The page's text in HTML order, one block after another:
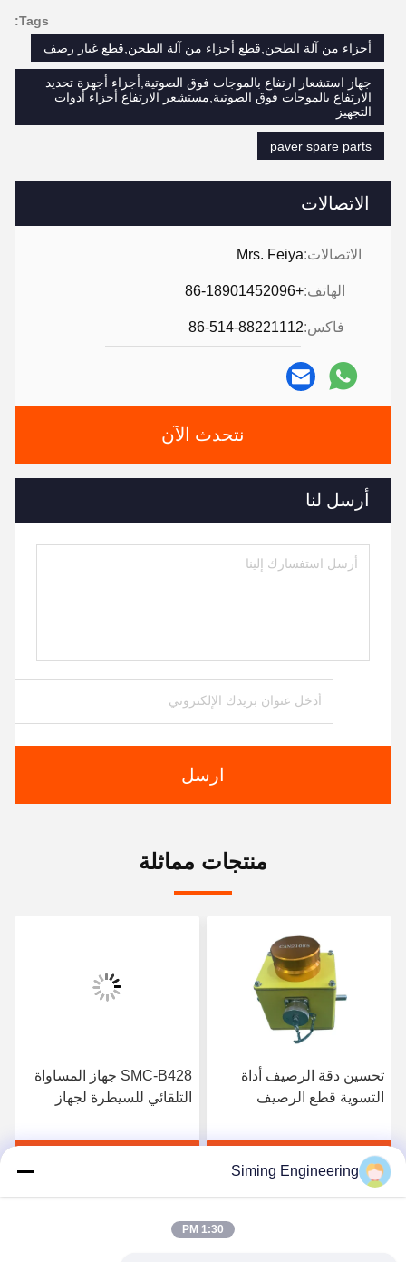
الاتصالات
الاتصالات:Mrs. Feiya
الهاتف:+86-18901452096
فاكس:86-514-88221112
نتحدث الآن
أرسل لنا
ارسل
Tags:
أجزاء من آلة الطحن,قطع أجزاء من آلة الطحن,قطع غيار رصف
جهاز استشعار ارتفاع بالموجات فوق الصوتية,أجزاء أجهزة تحديد
الارتفاع بالموجات فوق الصوتية,مستشعر الارتفاع أجزاء أدوات
التجهيز
paver spare parts
منتجات مماثلة
تحسين دقة الرصيف أداة
التسوية قطع الرصيف
احصل على أفضل سعر
SMC-B428 جهاز المساواة
التلقائي للسيطرة لجهاز
Siming Engineering
1:30 PM